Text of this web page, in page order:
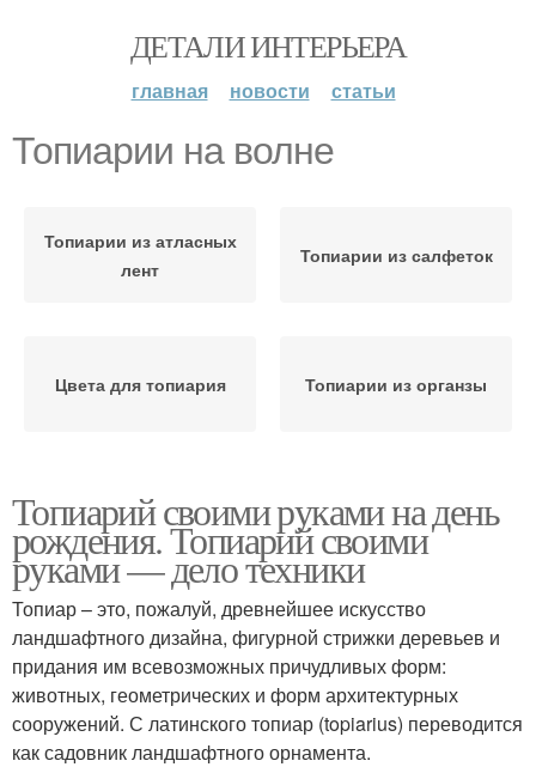
ДЕТАЛИ ИНТЕРЬЕРА
главная новости статьи
Топиарии на волне
Топиарии из атласных
лент
Топиарии из салфеток
Цвета для топиария Топиарии из органзы
Топиарий своими руками на день
рождения. Топиарий своими
руками — дело техники
Топиар – это, пожалуй, древнейшее искусство
ландшафтного дизайна, фигурной стрижки деревьев и
придания им всевозможных причудливых форм:
животных, геометрических и форм архитектурных
сооружений. С латинского топиар (topiarius) переводится
как садовник ландшафтного орнамента.